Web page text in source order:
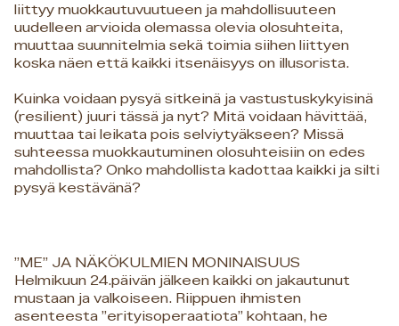
liittyy muokkautuvuutueen ja mahdollisuuteen
uudelleen arvioida olemassa olevia olosuhteita,
muuttaa suunnitelmia sekä toimia siihen liittyen
koska näen että kaikki itsenäisyys on illusorista.
Kuinka voidaan pysyä sitkeinä ja vastustuskykyisinä
(resilient) juuri tässä ja nyt? Mitä voidaan hävittää,
muuttaa tai leikata pois selviytyäkseen? Missä
suhteessa muokkautuminen olosuhteisiin on edes
mahdollista? Onko mahdollista kadottaa kaikki ja silti
pysyä kestävänä?
”ME” JA NÄKÖKULMIEN MONINAISUUS
Helmikuun 24.päivän jälkeen kaikki on jakautunut
mustaan ja valkoiseen. Riippuen ihmisten
asenteesta ”erityisoperaatiota” kohtaan, he